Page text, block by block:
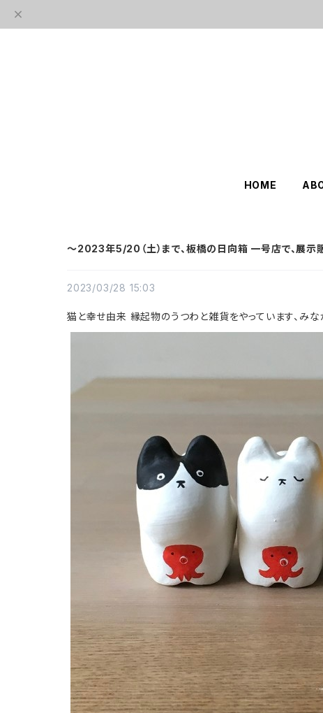
HOME
～2023年5/20（土）まで、板橋の日向箱 一号店で、展示
2023/03/28 15:03
猫と幸せ由来 縁起物のうつわと雑貨をやっています、みな